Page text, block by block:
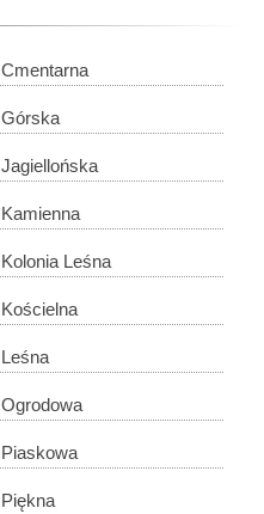
Cmentarna
Górska
Jagiellońska
Kamienna
Kolonia Leśna
Kościelna
Leśna
Ogrodowa
Piaskowa
Piękna